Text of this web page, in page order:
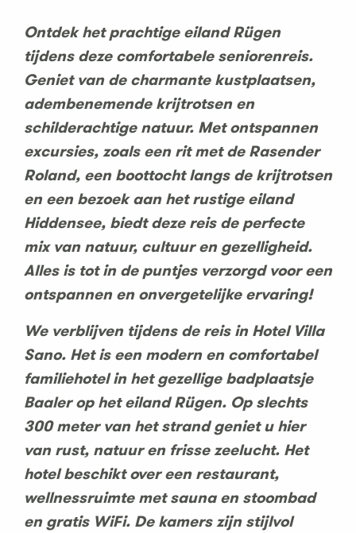
Ontdek het prachtige eiland Rügen
tijdens deze comfortabele seniorenreis.
Geniet van de charmante kustplaatsen,
adembenemende krijtrotsen en
schilderachtige natuur. Met ontspannen
excursies, zoals een rit met de Rasender
Roland, een boottocht langs de krijtrotsen
en een bezoek aan het rustige eiland
Hiddensee, biedt deze reis de perfecte
mix van natuur, cultuur en gezelligheid.
Alles is tot in de puntjes verzorgd voor een
ontspannen en onvergetelijke ervaring!
We verblijven tijdens de reis in Hotel Villa
Sano. Het is een modern en comfortabel
familiehotel in het gezellige badplaatsje
Baaler op het eiland Rügen. Op slechts
300 meter van het strand geniet u hier
van rust, natuur en frisse zeelucht. Het
hotel beschikt over een restaurant,
wellnessruimte met sauna en stoombad
en gratis WiFi. De kamers zijn stijlvol